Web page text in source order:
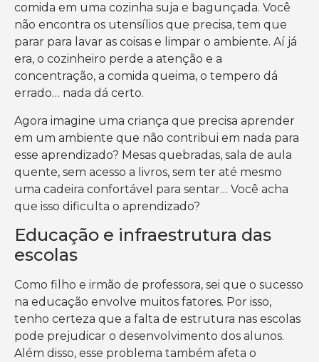
comida em uma cozinha suja e bagunçada. Você
não encontra os utensílios que precisa, tem que
parar para lavar as coisas e limpar o ambiente. Aí já
era, o cozinheiro perde a atenção e a
concentração, a comida queima, o tempero dá
errado… nada dá certo.
Agora imagine uma criança que precisa aprender
em um ambiente que não contribui em nada para
esse aprendizado? Mesas quebradas, sala de aula
quente, sem acesso a livros, sem ter até mesmo
uma cadeira confortável para sentar… Você acha
que isso dificulta o aprendizado?
Educação e infraestrutura das
escolas
Como filho e irmão de professora, sei que o sucesso
na educação envolve muitos fatores. Por isso,
tenho certeza que a falta de estrutura nas escolas
pode prejudicar o desenvolvimento dos alunos.
Além disso, esse problema também afeta o